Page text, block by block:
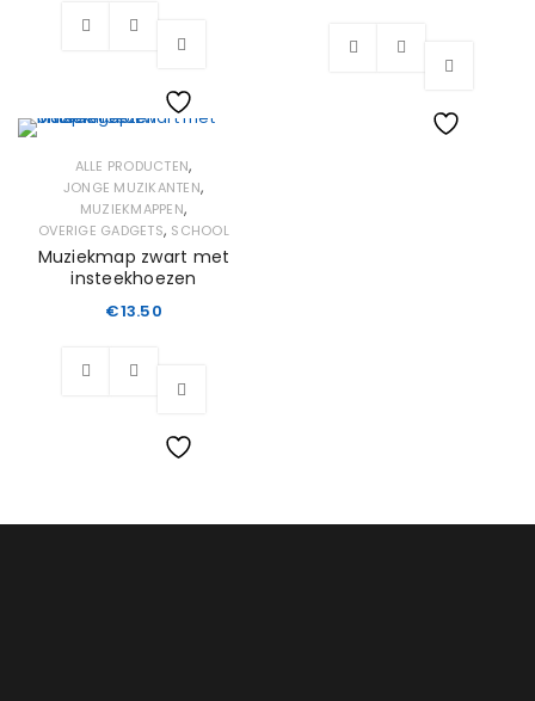
ALLE PRODUCTEN,
JONGE MUZIKANTEN,
MUZIEKMAPPEN,
OVERIGE GADGETS, SCHOOL
Muziekmap zwart met
insteekhoezen
€13.50